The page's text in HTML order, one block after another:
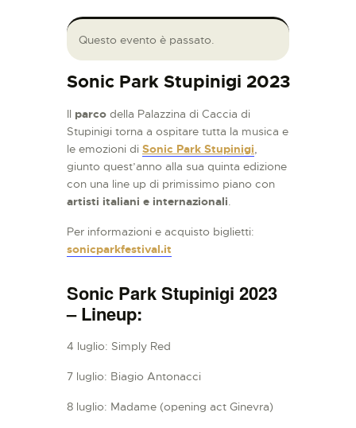
Questo evento è passato.
Sonic Park Stupinigi 2023
Il parco della Palazzina di Caccia di
Stupinigi torna a ospitare tutta la musica e
le emozioni di Sonic Park Stupinigi,
giunto quest’anno alla sua quinta edizione
con una line up di primissimo piano con
artisti italiani e internazionali.
Per informazioni e acquisto biglietti:
sonicparkfestival.it
Sonic Park Stupinigi 2023
– Lineup:
4 luglio: Simply Red
7 luglio: Biagio Antonacci
8 luglio: Madame (opening act Ginevra)